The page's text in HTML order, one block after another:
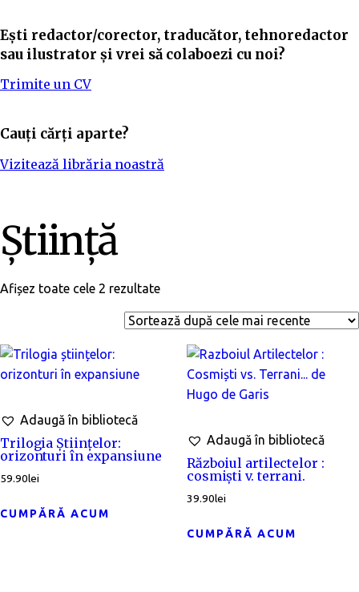
Ești redactor/corector, traducător, tehnoredactor
sau ilustrator și vrei să colaboezi cu noi?
Trimite un CV
Cauți cărți aparte?
Vizitează librăria noastră
Știință
Afișez toate cele 2 rezultate
Adaugă în bibliotecă
Trilogia Științelor:
orizonturi în expansiune
59.90lei
CUMPĂRĂ ACUM
Adaugă în bibliotecă
Războiul artilectelor :
cosmişti v. terrani.
39.90lei
CUMPĂRĂ ACUM